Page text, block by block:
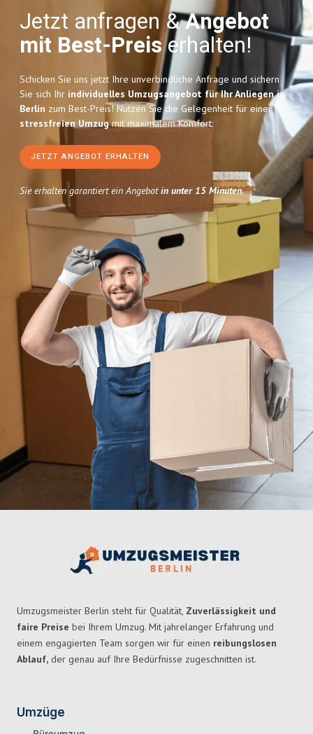
Jetzt anfragen &Angebot
mit Best-Preiserhalten!
Schicken Sie uns jetzt Ihre unverbindliche Anfrage und sichern
Sie sich Ihr individuelles Umzugsangebot für Ihr Anliegen in
Berlin zum Best-Preis! Nutzen Sie die Gelegenheit für einen
stressfreien Umzugmit maximalem Komfort:
JETZT ANGEBOT ERHALTEN
Sie erhalten garantiert ein Angebotin unter 15 Minuten.
Umzugsmeister Berlin steht für Qualität, Zuverlässigkeit und
faire Preise bei Ihrem Umzug. Mit jahrelanger Erfahrung und
einem engagierten Team sorgen wir für einen reibungslosen
Ablauf, der genau auf Ihre Bedürfnisse zugeschnitten ist.
Umzüge